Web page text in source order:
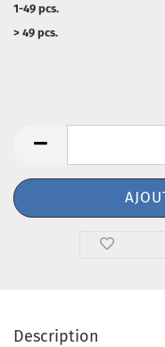
1-49 pcs.
> 49 pcs.
Description